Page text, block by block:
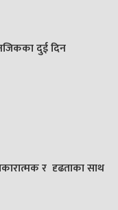
दुई दिन
र दृढताका साथ